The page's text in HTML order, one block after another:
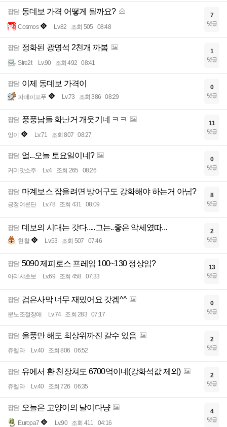
잡담 동데보 가격 어떻게 될까요?
Cosmos Lv.82 조회 505 08:48
7
댓글
잡담 정화된 광명석 2천개 까봄
Stre2t Lv.90 조회 492 08:41
1
댓글
잡담 이제 동데보 가격이
파페피포푸 Lv.73 조회 386 08:29
0
댓글
잡담 풍풍남들 화난거 개웃기네 ㅋㅋ
잉이 Lv.71 조회 807 08:27
11
댓글
잡담 엌...오늘 토요일이네?
커미맛소주 Lv.4 조회 265 08:26
0
댓글
잡담 마계보스 잡을려면 방어구도 강화해야 하는거 아님?
긍정여론단 Lv.78 조회 431 08:09
8
댓글
잡담 데보의 시대는 갓다.....그는..좋은 악세였따...
현찰 Lv.53 조회 507 07:46
2
댓글
잡담 5090 제피로스 프레임 100~130 정상임?
아리샤초보 Lv.69 조회 458 07:33
13
댓글
잡담 검은사막 너무 재밌어요 갓겜^^
분노조절장애 Lv.74 조회 283 07:17
0
댓글
잡담 올풍만 해도 최상위까진 갈수 있음
쥬렐라 Lv.40 조회 806 06:52
2
댓글
잡담 유에서 환 천장쳐도 6700억이네(강화석값 제외)
쥬렐라 Lv.40 조회 726 06:35
2
댓글
잡담 오늘은 고양이의 날이다냥
Europa7 Lv.90 조회 411 04:16
4
댓글